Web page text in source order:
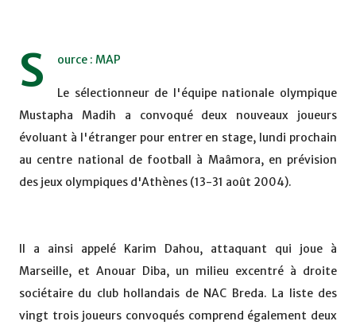
S ource : MAP
Le sélectionneur de l'équipe nationale olympique
Mustapha Madih a convoqué deux nouveaux joueurs
évoluant à l'étranger pour entrer en stage, lundi prochain
au centre national de football à Maâmora, en prévision
des jeux olympiques d'Athènes (13-31 août 2004).
Il a ainsi appelé Karim Dahou, attaquant qui joue à
Marseille, et Anouar Diba, un milieu excentré à droite
sociétaire du club hollandais de NAC Breda. La liste des
vingt trois joueurs convoqués comprend également deux